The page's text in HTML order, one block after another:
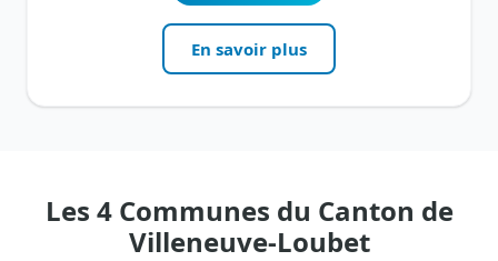
En savoir plus
Les 4 Communes du Canton de
Villeneuve-Loubet